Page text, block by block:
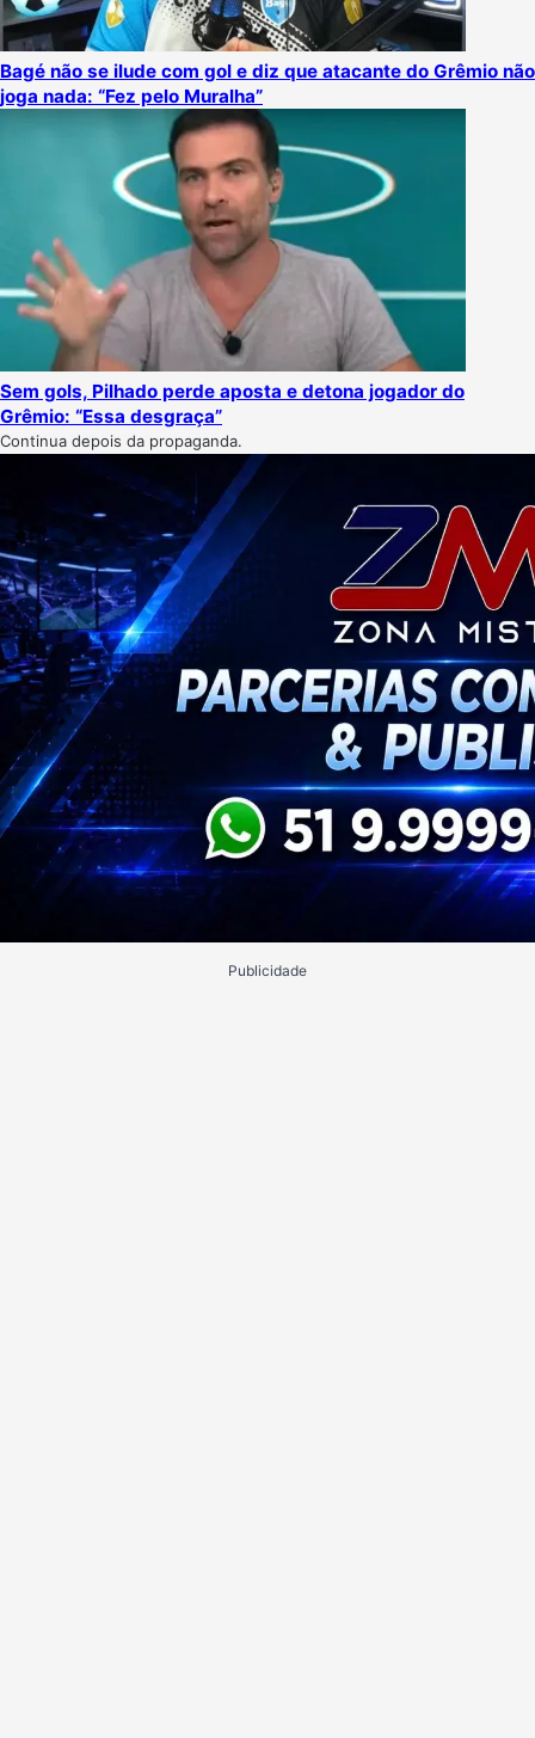
Bagé não se ilude com gol e diz que atacante do Grêmio não
joga nada: “Fez pelo Muralha”
Sem gols, Pilhado perde aposta e detona jogador do
Grêmio: “Essa desgraça”
Continua depois da propaganda.
Publicidade